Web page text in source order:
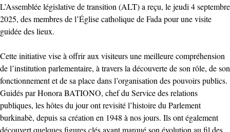
L’Assemblée législative de transition (ALT) a reçu, le jeudi 4 septembre
2025, des membres de l’Église catholique de Fada pour une visite
guidée des lieux.
Cette initiative vise à offrir aux visiteurs une meilleure compréhension
de l’institution parlementaire, à travers la découverte de son rôle, de son
fonctionnement et de sa place dans l’organisation des pouvoirs publics.
Guidés par Honora BATIONO, chef du Service des relations
publiques, les hôtes du jour ont revisité l’histoire du Parlement
burkinabè, depuis sa création en 1948 à nos jours. Ils ont également
découvert quelques figures clés ayant marqué son évolution au fil des